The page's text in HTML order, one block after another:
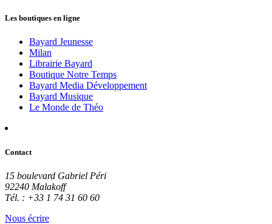
Les boutiques en ligne
Bayard Jeunesse
Milan
Librairie Bayard
Boutique Notre Temps
Bayard Media Développement
Bayard Musique
Le Monde de Théo
Contact
15 boulevard Gabriel Péri
92240 Malakoff
Tél. : +33 1 74 31 60 60
Nous écrire